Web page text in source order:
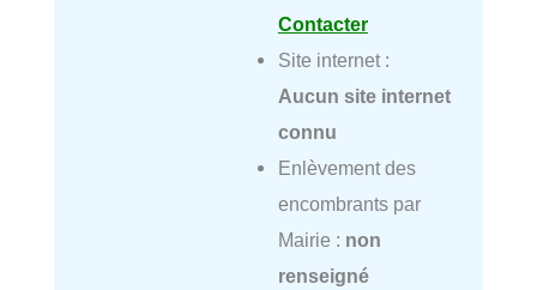
Contacter
Site internet :
Aucun site internet
connu
Enlèvement des
encombrants par
Mairie : non
renseigné